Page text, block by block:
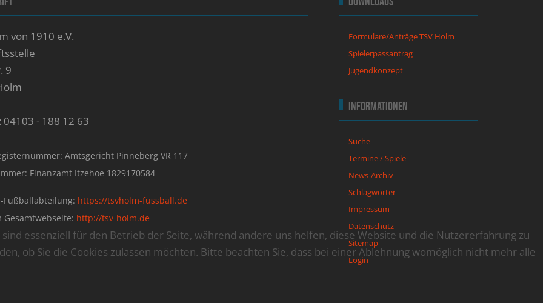
von 1910 e.V.
9
04103 - 188 12 63
Amtsgericht Pinneberg VR 117
Finanzamt Itzehoe 1829170584
Fußballabteilung: https://tsvholm-fussball.de
Gesamtwebseite: http://tsv-holm.de
Formulare/Anträge TSV Holm
Spielerpassantrag
Jugendkonzept
Informationen
Suche
Termine / Spiele
News-Archiv
Schlagwörter
Impressum
Datenschutz
Sitemap
Login
essenziell für den Betrieb der Seite, während andere uns helfen, diese Website und die Nutzererfahrung zu
ob Sie die Cookies zulassen möchten. Bitte beachten Sie, dass bei einer Ablehnung womöglich nicht mehr alle